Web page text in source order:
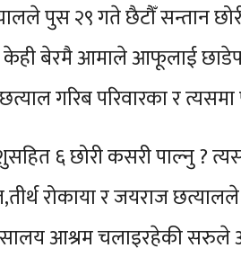
पुस २९ गते छैटौँ सन्तान
केही बेरमै आमाले आफूलाई
गरिब परिवारका र त्यसमा
६ छोरी कसरी पाल्नु ?
रोकाया र जयराज
आश्रम चलाइरहेकी